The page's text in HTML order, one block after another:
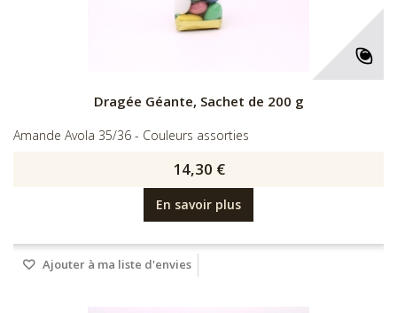
Dragée Géante, Sachet de 200 g
Amande Avola 35/36 - Couleurs assorties
14,30 €
En savoir plus
Ajouter à ma liste d'envies